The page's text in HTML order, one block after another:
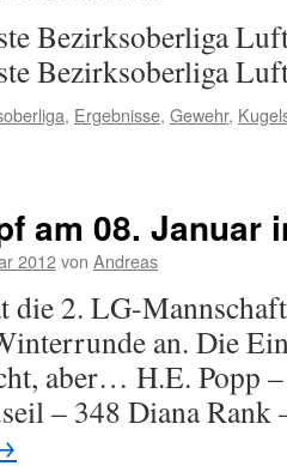
Bezirksoberliga
Bezirksoberliga
, Ergebnisse, Gewehr,
am 08. Januar
2012von Andreas
die 2. LG-
an. Die
aber… H.E. Popp
– 348 Diana